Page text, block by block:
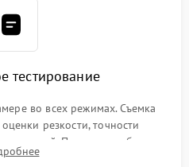
тестирование
во всех режимах. Съемка
резкости, точности
искажений. Проверка работы
и тестирование